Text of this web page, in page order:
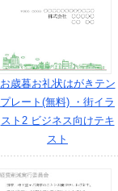
お歳暮お礼状はがきテン
プレート(無料) ・街イラ
スト2 ビジネス向けテキ
スト